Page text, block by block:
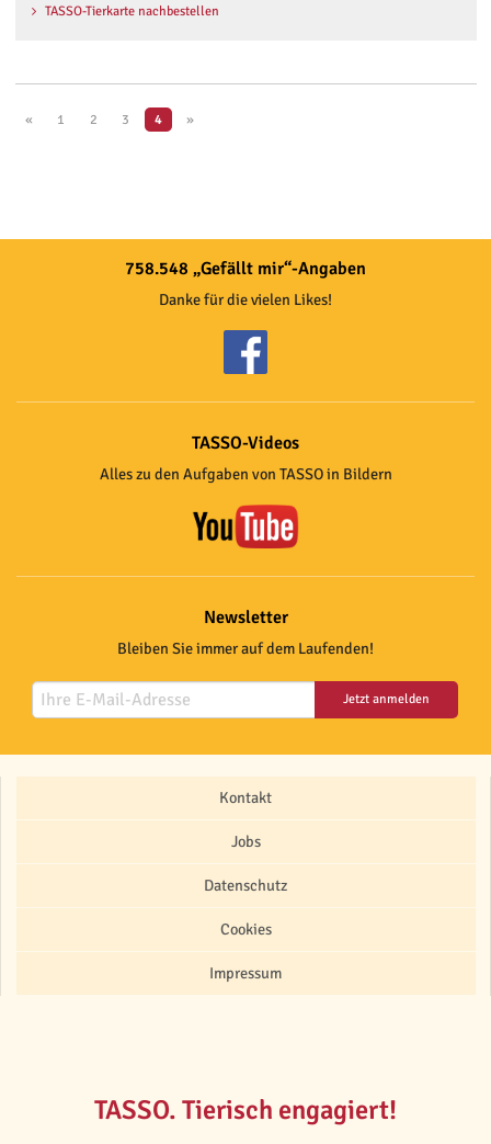
TASSO-Tierkarte nachbestellen
« 1 2 3 4 »
758.548 „Gefällt mir“-Angaben
Danke für die vielen Likes!
TASSO-Videos
Alles zu den Aufgaben von TASSO in Bildern
Newsletter
Bleiben Sie immer auf dem Laufenden!
Jetzt anmelden
Kontakt
Jobs
Datenschutz
Cookies
Impressum
TASSO. Tierisch engagiert!